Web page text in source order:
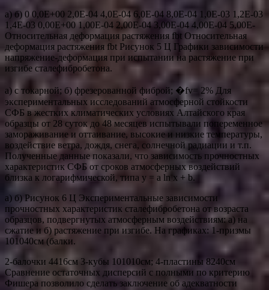
а) б) 0 0,0E+00 2,0E-04 4,0E-04 6,0E-04 8,0E-04 1,0E-03 1,2E-03
1,4E-03 0,00E+00 1,00E-04 2,00E-04 3,00E-04 4,00E-04 5,00E-
Относительная деформация растяжения fbt Относительная
деформация растяжения fbt Рисунок 5 Ц Графики зависимости
напряжение-деформация при испытании на растяжение при
изгибе сталефибробетона.
а) с токарной; б) фрезерованной фиброй; �fv= 2% Для
экспериментальных исследований атмосферной стойкости
СФБ в жестких климатических условиях Алтайского края
образцы от 28 суток до 48 месяцев испытывали попеременное
замораживание и оттаивание, высокие и низкие температуры,
воздействие ветра, дождя, снега, солнечной радиации и т.п.
Полученные данные показали, что зависимость прочностных
характеристик СФБ от сроков атмосферных воздействий
близка к логарифмической, типа y = a ln x + b.
а) б) Рисунок 6 Ц Экспериментальные зависимости
прочностных характеристик сталефибробетона от возраста
образцов, подвергнутых атмосферным воздействиям: а) на
сжатие и б) растяжение при изгибе. На графиках: 1-призмы
101040см (балки.
2-балочки 4416см 3-кубы 101010см; 4-пластины 8240см
Сравнение остаточных дисперсий с полными по критерию
Фишера позволило сделать заключение об адекватности